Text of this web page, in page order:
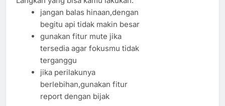
jangan balas hinaan,dengan
begitu api tidak makin besar
gunakan fitur mute jika
tersedia agar fokusmu tidak
terganggu
jika perilakunya
berlebihan,gunakan fitur
report dengan bijak